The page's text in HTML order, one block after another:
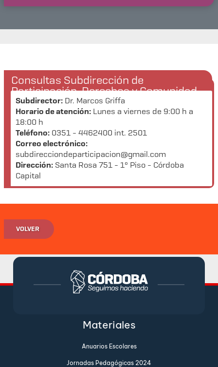
Consultas Subdirección de
Participación, Derechos y Comunidad
Subdirector: Dr. Marcos Griffa
Horario de atención: Lunes a viernes de 9:00 h a
18:00 h
Teléfono: 0351 - 4462400 int. 2501
Correo electrónico:
subdirecciondeparticipacion@gmail.com
Dirección: Santa Rosa 751 - 1º Piso - Córdoba
Capital
VOLVER
Materiales
Anuarios Escolares
Jornadas Pedagógicas 2024